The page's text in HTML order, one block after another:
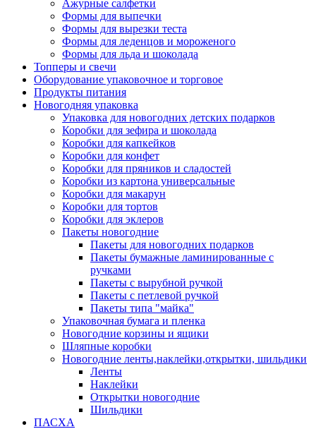
Ажурные салфетки
Формы для выпечки
Формы для вырезки теста
Формы для леденцов и мороженого
Формы для льда и шоколада
Топперы и свечи
Оборудование упаковочное и торговое
Продукты питания
Новогодняя упаковка
Упаковка для новогодних детских подарков
Коробки для зефира и шоколада
Коробки для капкейков
Коробки для конфет
Коробки для пряников и сладостей
Коробки из картона универсальные
Коробки для макарун
Коробки для тортов
Коробки для эклеров
Пакеты новогодние
Пакеты для новогодних подарков
Пакеты бумажные ламинированные с
ручками
Пакеты с вырубной ручкой
Пакеты с петлевой ручкой
Пакеты типа "майка"
Упаковочная бумага и пленка
Новогодние корзины и ящики
Шляпные коробки
Новогодние ленты,наклейки,открытки, шильдики
Ленты
Наклейки
Открытки новогодние
Шильдики
ПАСХА